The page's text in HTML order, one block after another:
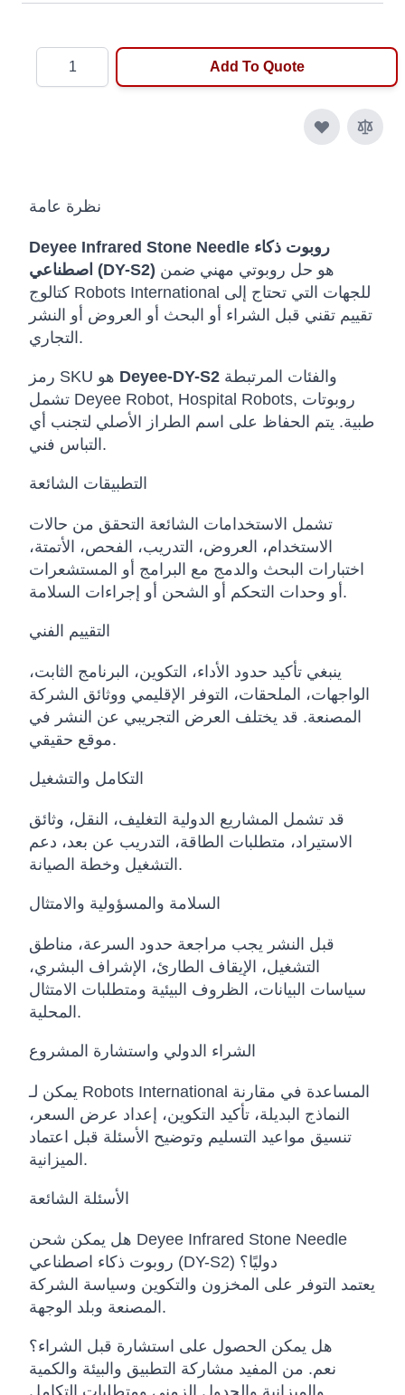
Add To Quote
نظرة عامة
Deyee Infrared Stone Needle روبوت ذكاء
اصطناعي (DY-S2)
كتالوج Robots International للجهات التي تحتاج إلى
تقييم تقني قبل الشراء أو البحث أو العروض أو النشر
التجاري.
Deyee-DY-S2
تشمل Deyee Robot, Hospital Robots, روبوتات
طبية. يتم الحفاظ على اسم الطراز الأصلي لتجنب أي
التباس فني.
التطبيقات الشائعة
تشمل الاستخدامات الشائعة التحقق من حالات
الاستخدام، العروض، التدريب، الفحص، الأتمتة،
اختبارات البحث والدمج مع البرامج أو المستشعرات
أو وحدات التحكم أو الشحن أو إجراءات السلامة.
التقييم الفني
ينبغي تأكيد حدود الأداء، التكوين، البرنامج الثابت،
الواجهات، الملحقات، التوفر الإقليمي ووثائق الشركة
المصنعة. قد يختلف العرض التجريبي عن النشر في
موقع حقيقي.
التكامل والتشغيل
قد تشمل المشاريع الدولية التغليف، النقل، وثائق
الاستيراد، متطلبات الطاقة، التدريب عن بعد، دعم
التشغيل وخطة الصيانة.
السلامة والمسؤولية والامتثال
قبل النشر يجب مراجعة حدود السرعة، مناطق
التشغيل، الإيقاف الطارئ، الإشراف البشري،
سياسات البيانات، الظروف البيئية ومتطلبات الامتثال
المحلية.
الشراء الدولي واستشارة المشروع
يمكن لـ Robots International المساعدة في مقارنة
النماذج البديلة، تأكيد التكوين، إعداد عرض السعر،
تنسيق مواعيد التسليم وتوضيح الأسئلة قبل اعتماد
الميزانية.
الأسئلة الشائعة
هل يمكن شحن Deyee Infrared Stone Needle
روبوت ذكاء اصطناعي (DY-S2) دوليًا؟
يعتمد التوفر على المخزون والتكوين وسياسة الشركة
المصنعة وبلد الوجهة.
هل يمكن الحصول على استشارة قبل الشراء؟
نعم. من المفيد مشاركة التطبيق والبيئة والكمية